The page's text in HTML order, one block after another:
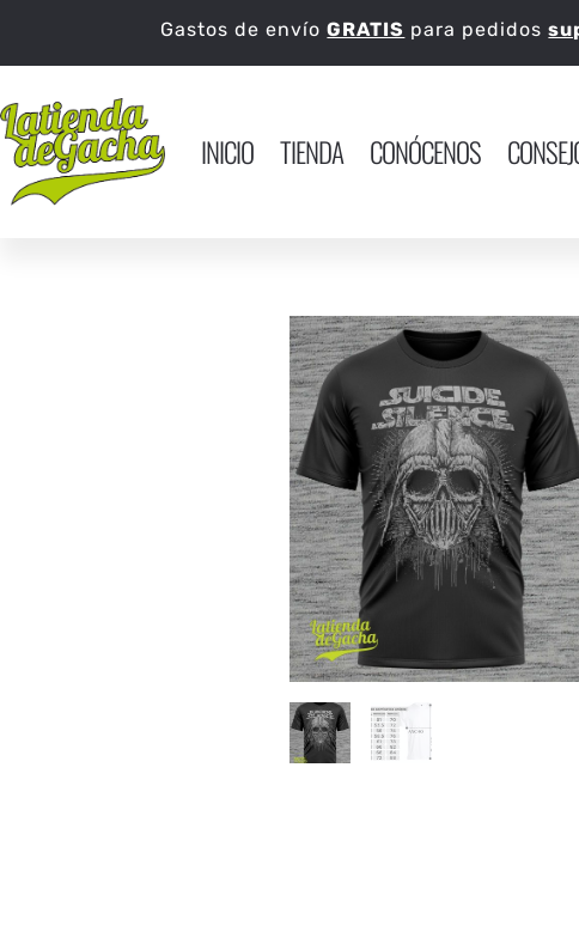
Gastos de envíoGRATIS para pedidos
INICIO TIENDA CONÓCENOS